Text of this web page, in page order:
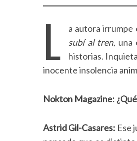
L a autora irrumpe
subí al tren, una
historias.
inocente insolencia
Nokton Magazine:
Astrid Gil-Casares: Ese